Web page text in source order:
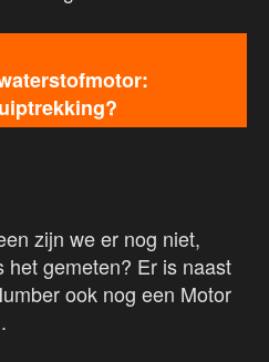
zijn we er nog niet,
gemeten? Er is naast
ook nog een Motor